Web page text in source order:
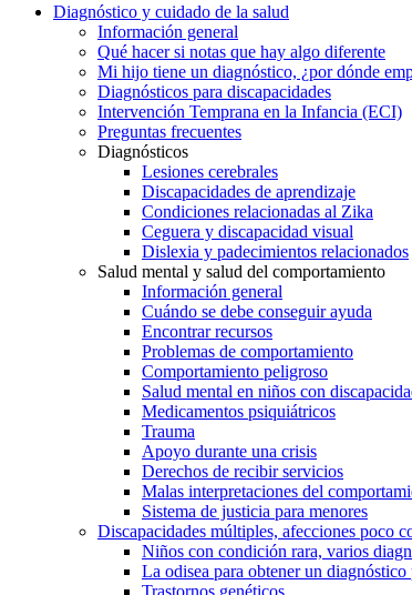
Diagnóstico y cuidado de la salud
Información general
Qué hacer si notas que hay algo diferente
Mi hijo tiene un diagnóstico, ¿por dónde
Diagnósticos para discapacidades
Intervención Temprana en la Infancia (ECI)
Preguntas frecuentes
Diagnósticos
Lesiones cerebrales
Discapacidades de aprendizaje
Condiciones relacionadas al Zika
Ceguera y discapacidad visual
Dislexia y padecimientos relacionados
Salud mental y salud del comportamiento
Información general
Cuándo se debe conseguir ayuda
Encontrar recursos
Problemas de comportamiento
Comportamiento peligroso
Salud mental en niños con
Medicamentos psiquiátricos
Trauma
Apoyo durante una crisis
Derechos de recibir servicios
Malas interpretaciones del
Sistema de justicia para menores
Discapacidades múltiples, afecciones poco
Niños con condición rara, varios
La odisea para obtener un
Trastornos genéticos